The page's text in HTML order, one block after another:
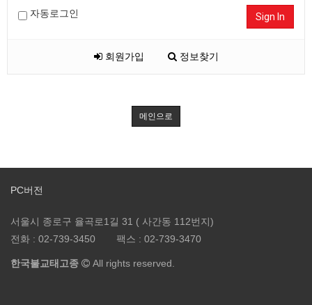
자동로그인 Sign In
회원가입 정보찾기
메인으로
PC버전
서울시 종로구 율곡로1길 31 ( 사간동 112번지)
전화 : 02-739-3450 팩스 : 02-739-3470
한국불교태고종 All rights reserved.